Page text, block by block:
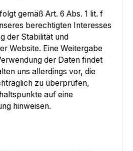
gemäß Art. 6 Abs. 1 lit. f
berechtigten Interesses
der Stabilität und
Website. Eine Weitergabe
der Daten findet
uns allerdings vor, die
zu überprüfen,
auf eine
hinweisen.